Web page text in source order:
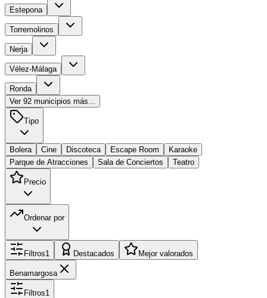
Estepona
Torremolinos
Nerja
Vélez-Málaga
Ronda
Ver 92 municipios más...
Tipo
Bolera Cine Discoteca Escape Room
Karaoke
Parque de Atracciones
Sala de Conciertos Teatro
Precio
Ordenar por
Filtros1 Destacados Mejor valorados
Benamargosa
Filtros1